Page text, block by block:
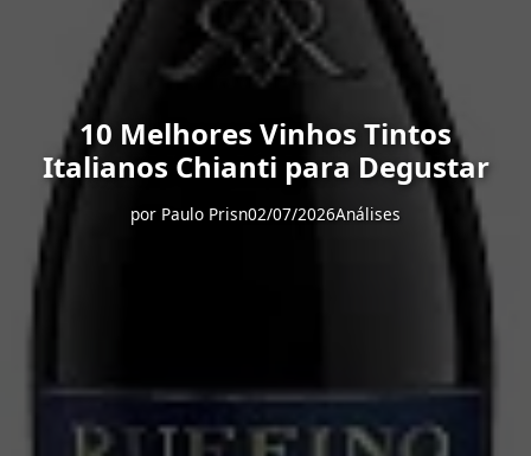
10 Melhores Vinhos Tintos
Italianos Chianti para Degustar
por Paulo Prisn02/07/2026Análises